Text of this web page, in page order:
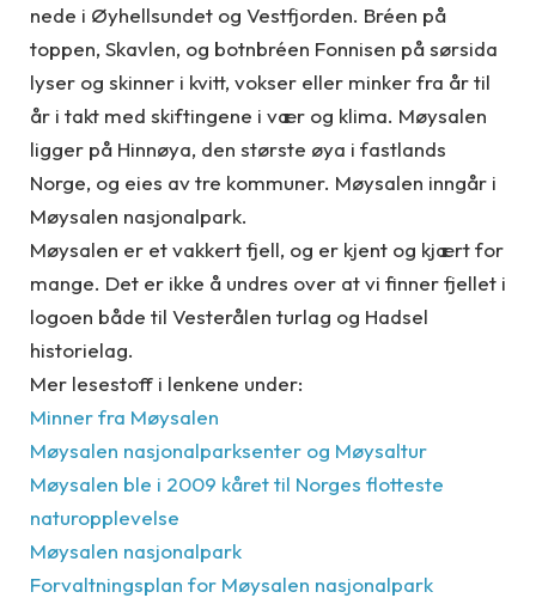
nede i Øyhellsundet og Vestfjorden. Bréen på
toppen, Skavlen, og botnbréen Fonnisen på sørsida
lyser og skinner i kvitt, vokser eller minker fra år til
år i takt med skiftingene i vær og klima. Møysalen
ligger på Hinnøya, den største øya i fastlands
Norge, og eies av tre kommuner. Møysalen inngår i
Møysalen nasjonalpark.
Møysalen er et vakkert fjell, og er kjent og kjært for
mange. Det er ikke å undres over at vi finner fjellet i
logoen både til Vesterålen turlag og Hadsel
historielag.
Mer lesestoff i lenkene under:
Minner fra Møysalen
Møysalen nasjonalparksenter og Møysaltur
Møysalen ble i 2009 kåret til Norges flotteste
naturopplevelse
Møysalen nasjonalpark
Forvaltningsplan for Møysalen nasjonalpark